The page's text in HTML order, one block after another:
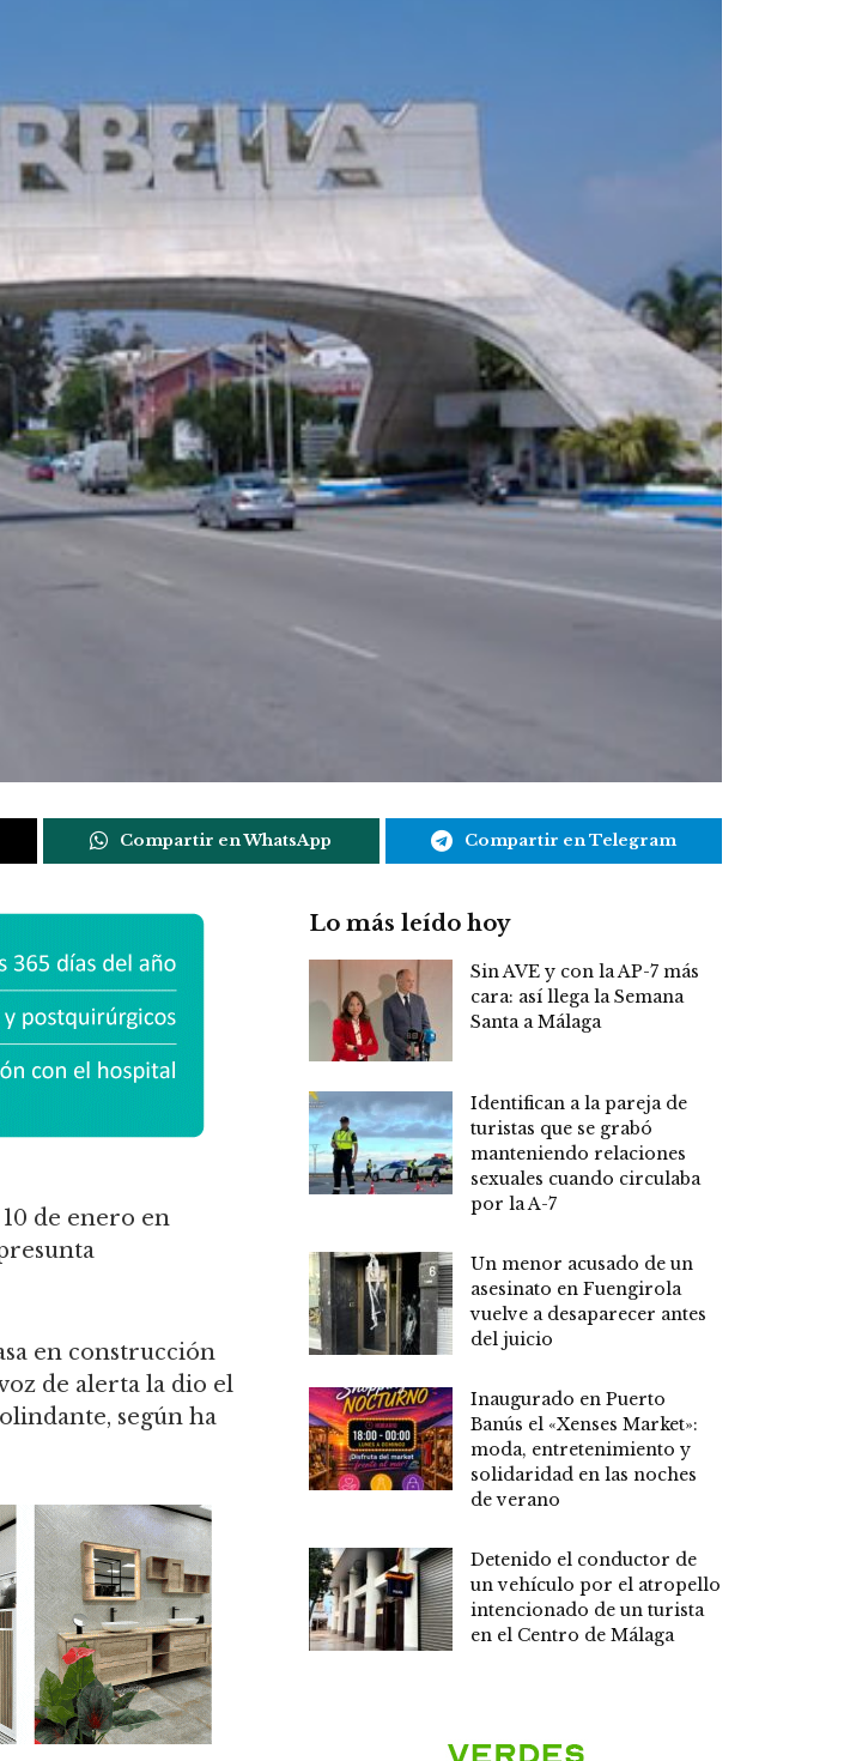
Compartir en WhatsApp Compartir en Telegram
de enero en
en construcción
de alerta la dio el
según ha
Lo más leído hoy
Sin AVE y con la AP-7 más
cara: así llega la Semana
Santa a Málaga
Identifican a la pareja de
turistas que se grabó
manteniendo relaciones
sexuales cuando circulaba
por la A-7
Un menor acusado de un
asesinato en Fuengirola
vuelve a desaparecer antes
del juicio
Inaugurado en Puerto
Banús el «Xenses Market»:
moda, entretenimiento y
solidaridad en las noches
de verano
Detenido el conductor de
un vehículo por el atropello
intencionado de un turista
en el Centro de Málaga